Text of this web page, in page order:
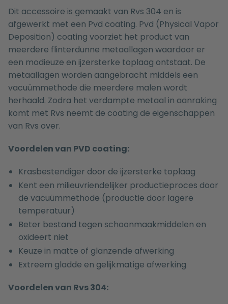
Dit accessoire is gemaakt van Rvs 304 en is
afgewerkt met een Pvd coating. Pvd (Physical Vapor
Deposition) coating voorziet het product van
meerdere flinterdunne metaallagen waardoor er
een modieuze en ijzersterke toplaag ontstaat. De
metaallagen worden aangebracht middels een
vacuümmethode die meerdere malen wordt
herhaald. Zodra het verdampte metaal in aanraking
komt met Rvs neemt de coating de eigenschappen
van Rvs over.
Voordelen van PVD coating:
Krasbestendiger door de ijzersterke toplaag
Kent een milieuvriendelijker productieproces door
de vacuümmethode (productie door lagere
temperatuur)
Beter bestand tegen schoonmaakmiddelen en
oxideert niet
Keuze in matte of glanzende afwerking
Extreem gladde en gelijkmatige afwerking
Voordelen van Rvs 304: